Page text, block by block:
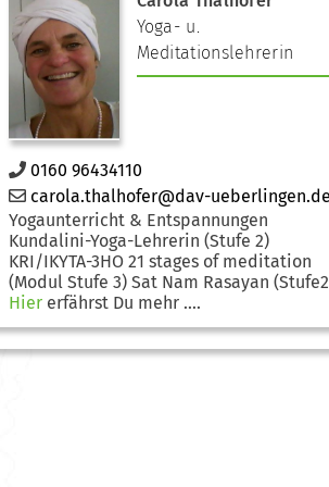
Yoga- u.
Meditationslehrerin
0160 96434110
carola.thalhofer@dav-
Yogaunterricht & Entspannungen
Kundalini-Yoga-Lehrerin (Stufe 2)
KRI/IKYTA-3HO 21 stages of meditation
(Modul Stufe 3) Sat Nam Rasayan
Hier erfährst Du mehr ....